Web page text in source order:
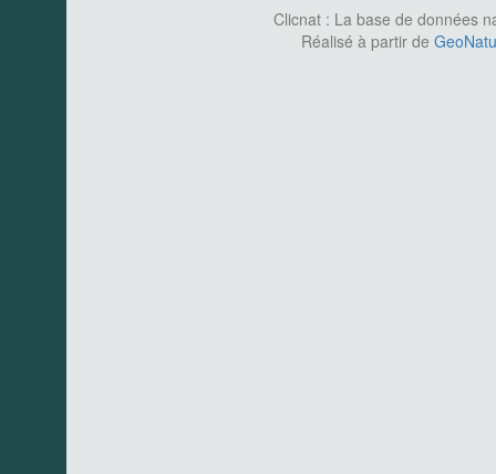
Clicnat : La base de données
Réalisé à partir de